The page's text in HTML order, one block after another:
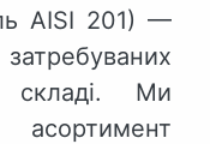
AISI 201) —
складі. Ми